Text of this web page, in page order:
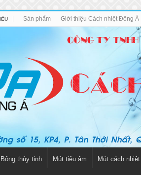
Sản phẩm Giới thiệu Cách nhiệt Đông Á
Bông thủy tinh Mút tiêu âm Mút cách nhiệt